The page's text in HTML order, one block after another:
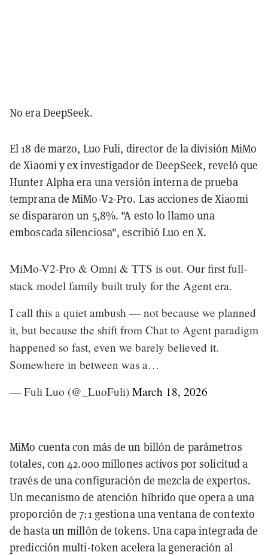
No era DeepSeek.
El 18 de marzo, Luo Fuli, director de la división MiMo
de Xiaomi y ex investigador de DeepSeek, reveló que
Hunter Alpha era una versión interna de prueba
temprana de MiMo-V2-Pro. Las acciones de Xiaomi
se dispararon un 5,8%. "A esto lo llamo una
emboscada silenciosa", escribió Luo en X.
MiMo-V2-Pro & Omni & TTS is out. Our first full-
stack model family built truly for the Agent era.
I call this a quiet ambush — not because we planned
it, but because the shift from Chat to Agent paradigm
happened so fast, even we barely believed it.
Somewhere in between was a…
— Fuli Luo (@_LuoFuli) March 18, 2026
MiMo cuenta con más de un billón de parámetros
totales, con 42.000 millones activos por solicitud a
través de una configuración de mezcla de expertos.
Un mecanismo de atención híbrido que opera a una
proporción de 7:1 gestiona una ventana de contexto
de hasta un millón de tokens. Una capa integrada de
predicción multi-token acelera la generación al